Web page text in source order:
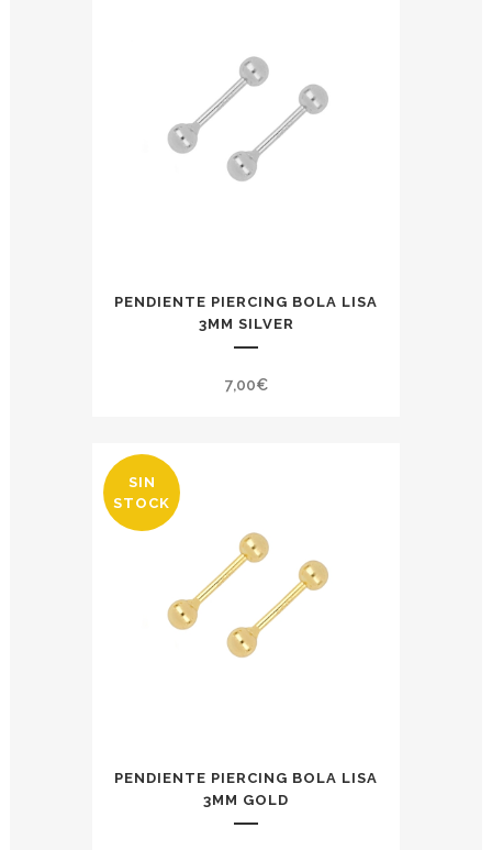
PENDIENTE PIERCING BOLA LISA
3MM SILVER
7,00€
SIN
STOCK
PENDIENTE PIERCING BOLA LISA
3MM GOLD